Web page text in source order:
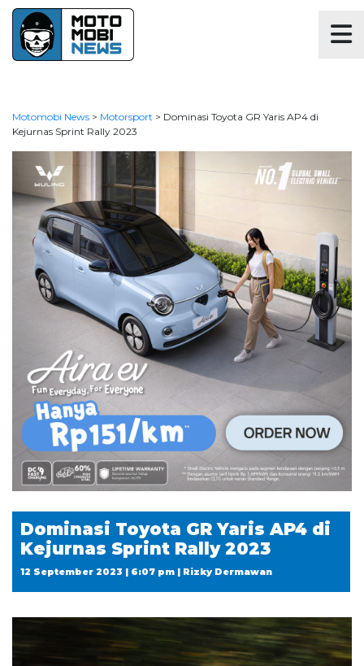
Motomobi News > Motorsport > Dominasi Toyota GR Yaris AP4 di
Kejurnas Sprint Rally 2023
Dominasi Toyota GR Yaris AP4 di
Kejurnas Sprint Rally 2023
12 September 2023 | 6:07 pm | Rizky Dermawan